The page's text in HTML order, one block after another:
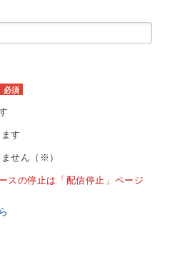
必須
す
せん（※）
スの停止は「配信停止」ページ